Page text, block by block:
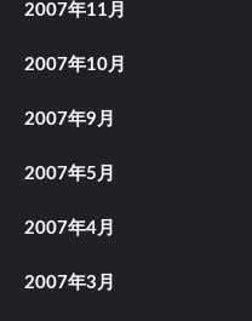
2007年11月
2007年10月
2007年9月
2007年5月
2007年4月
2007年3月